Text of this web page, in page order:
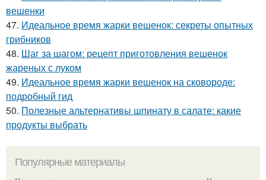
вешенки
47. Идеальное время жарки вешенок: секреты опытных
грибников
48. Шаг за шагом: рецепт приготовления вешенок
жареных с луком
49. Идеальное время жарки вешенок на сковороде:
подробный гид
50. Полезные альтернативы шпинату в салате: какие
продукты выбрать
Популярные материалы